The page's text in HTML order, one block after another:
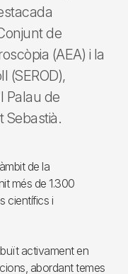
de
(AEA) i la
(SEROD),
Palau de
Sebastià.
de la
més de 1.300
científics i
activament en
abordant temes